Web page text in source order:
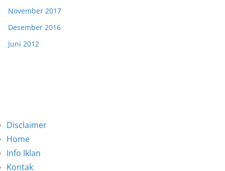
November 2017
Desember 2016
Juni 2012
Disclaimer
Home
Info Iklan
Kontak